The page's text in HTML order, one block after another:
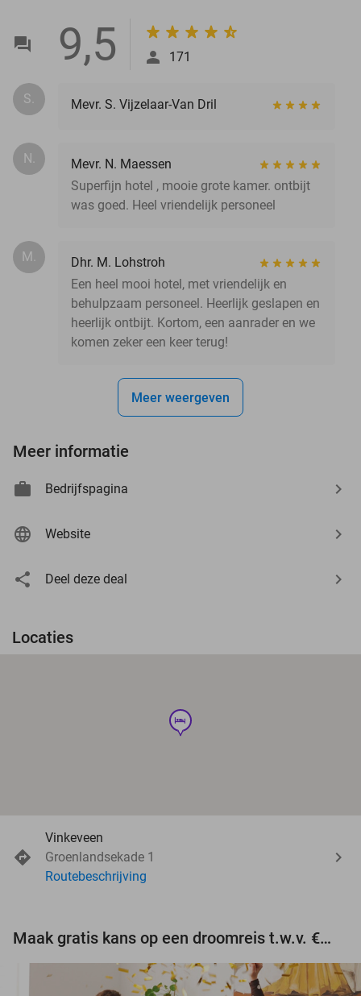
9,5 171
S. Mevr. S. Vijzelaar-Van Dril
N.
Mevr. N. Maessen
Superfijn hotel , mooie grote kamer. ontbijt
was goed. Heel vriendelijk personeel
M.
Dhr. M. Lohstroh
Een heel mooi hotel, met vriendelijk en
behulpzaam personeel. Heerlijk geslapen en
heerlijk ontbijt. Kortom, een aanrader en we
komen zeker een keer terug!
Meer weergeven
Meer informatie
Bedrijfspagina
Website
Deel deze deal
Locaties
hotel
Vinkeveen
Groenlandsekade 1
Routebeschrijving
Maak gratis kans op een droomreis t.w.v. €3.000!